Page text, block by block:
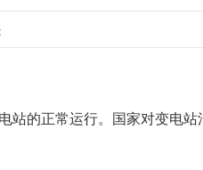
站的正常运行。国家对变电站